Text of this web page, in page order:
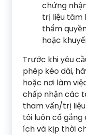
chứng
trị liệu tâm
thẩm
hoặc
Trước khi yêu
phép kéo dài,
hoặc nơi làm
chấp nhận các
tham vấn/trị
tôi luôn cố
ích và kịp thời